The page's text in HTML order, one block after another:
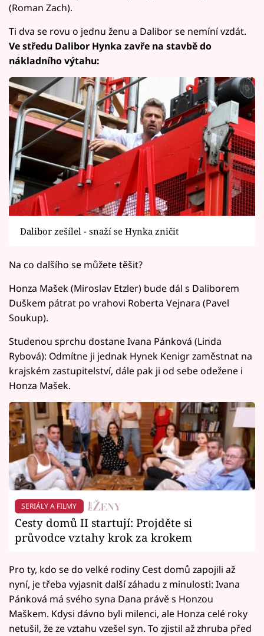
(Roman Zach).
Ti dva se rovu o jednu ženu a Dalibor se nemíní vzdát.
Ve středu Dalibor Hynka zavře na stavbě do
nákladního výtahu:
Dalibor zešílel - snaží se Hynka zničit
Na co dalšího se můžete těšit?
Honza Mašek (Miroslav Etzler) bude dál s Daliborem
Duškem pátrat po vrahovi Roberta Vejnara (Pavel
Soukup).
Studenou sprchu dostane Ivana Pánková (Linda
Rybová): Odmítne ji jednak Hynek Kenigr zaměstnat na
krajském zastupitelství, dále pak ji od sebe odežene i
Honza Mašek.
SERIÁLY A FILMY
Cesty domů II startují: Projděte si
průvodce vztahy krok za krokem
Pro ty, kdo se do velké rodiny Cest domů zapojili až
nyní, je třeba vyjasnit další záhadu z minulosti: Ivana
Pánková má svého syna Dana právě s Honzou
Maškem. Kdysi dávno byli milenci, ale Honza celé roky
netušil, že ze vztahu vzešel syn. To zjistil až zhruba před